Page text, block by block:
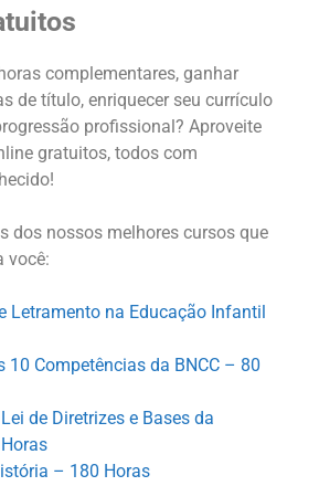
complementares, ganhar
de título, enriquecer seu currículo
profissional? Aproveite
gratuitos, todos com
dos nossos melhores cursos que
você:
Letramento na Educação Infantil
10 Competências da BNCC – 80
de Diretrizes e Bases da
– 180 Horas